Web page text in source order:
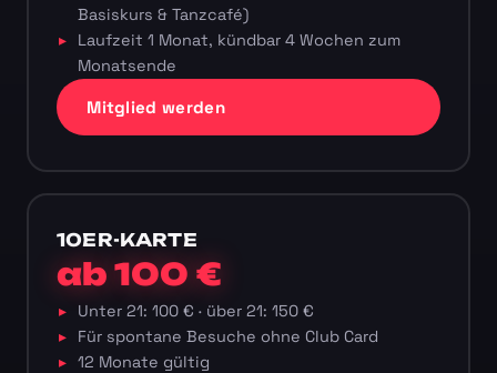
Basiskurs & Tanzcafé)
Laufzeit 1 Monat, kündbar 4 Wochen zum
Monatsende
Mitglied werden
10ER-KARTE
ab 100 €
Unter 21: 100 € · über 21: 150 €
Für spontane Besuche ohne Club Card
12 Monate gültig